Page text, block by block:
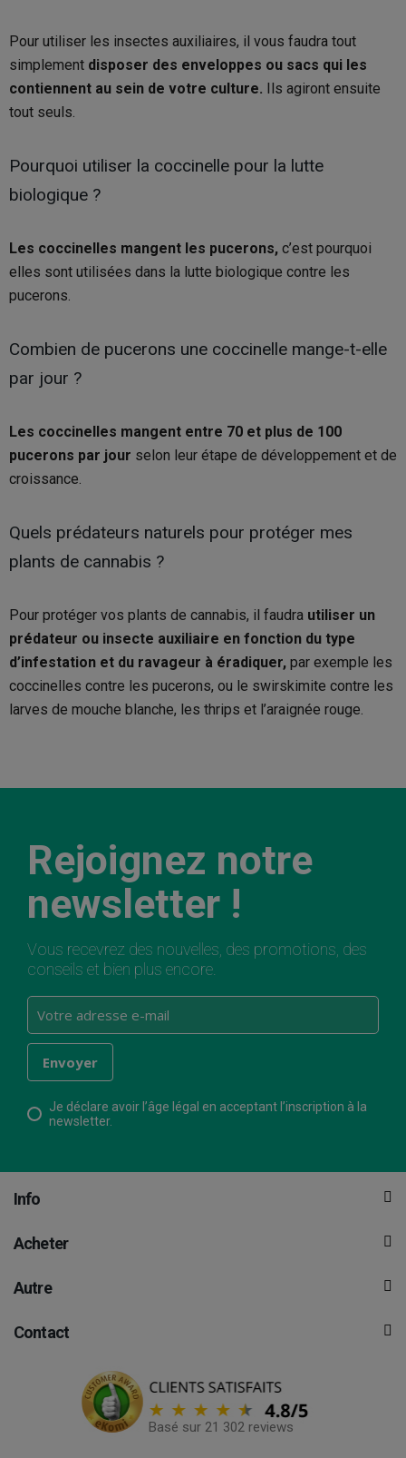
Pour utiliser les insectes auxiliaires, il vous faudra tout
simplement disposer des enveloppes ou sacs qui les
contiennent au sein de votre culture. Ils agiront ensuite
tout seuls.
Pourquoi utiliser la coccinelle pour la lutte
biologique ?
Les coccinelles mangent les pucerons, c’est pourquoi
elles sont utilisées dans la lutte biologique contre les
pucerons.
Combien de pucerons une coccinelle mange-t-elle
par jour ?
Les coccinelles mangent entre 70 et plus de 100
pucerons par jour selon leur étape de développement et de
croissance.
Quels prédateurs naturels pour protéger mes
plants de cannabis ?
Pour protéger vos plants de cannabis, il faudra utiliser un
prédateur ou insecte auxiliaire en fonction du type
d’infestation et du ravageur à éradiquer, par exemple les
coccinelles contre les pucerons, ou le swirskimite contre les
larves de mouche blanche, les thrips et l’araignée rouge.
Rejoignez notre
newsletter !
Vous recevrez des nouvelles, des promotions, des
conseils et bien plus encore.
Je déclare avoir l’âge légal en acceptant l’inscription à la
newsletter.
Info
Acheter
Autre
Contact
Basé sur 21 302 reviews